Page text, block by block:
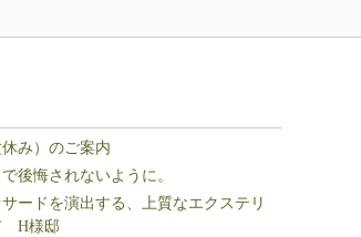
み）のご案内
後悔されないように。
ードを演出する、上質なエクステリ
H様邸